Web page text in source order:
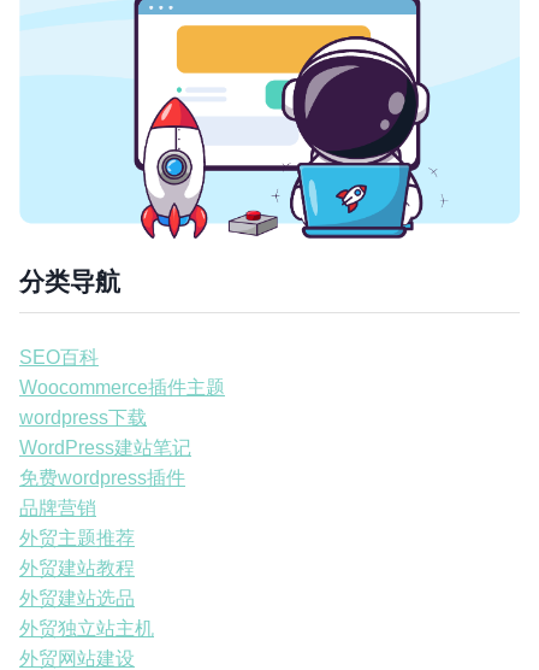
分类导航
SEO百科
Woocommerce插件主题
wordpress下载
WordPress建站笔记
免费wordpress插件
品牌营销
外贸主题推荐
外贸建站教程
外贸建站选品
外贸独立站主机
外贸网站建设